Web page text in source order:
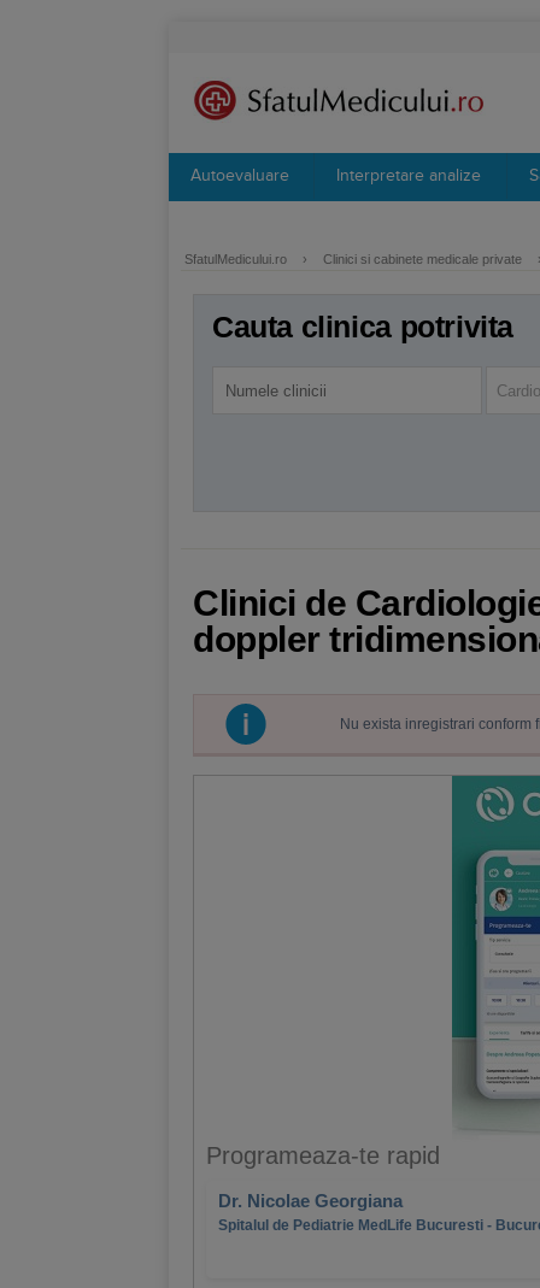
Autoevaluare Interpretare analize
SfatulMedicului.ro › Clinici si cabinete medicale private
Cauta clinica potrivita
Clinici de
doppler
Nu exista inregistrari
Programeaza-te rapid
Dr. Nicolae Georgiana
Spitalul de Pediatrie MedLife Bucuresti -